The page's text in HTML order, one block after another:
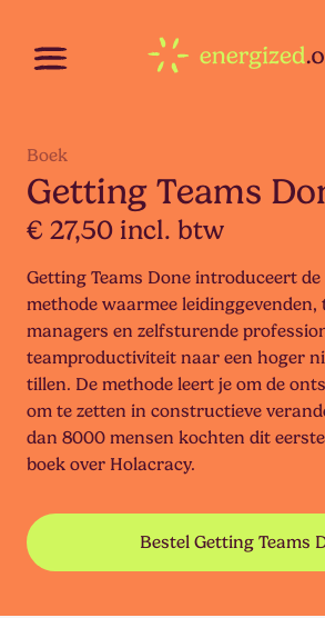
Boek
Getting Teams
€ 27,50 incl. btw
Getting Teams Done introduceert
methode waarmee leidinggevenden,
managers en zelfsturende
teamproductiviteit naar een hoger
tillen. De methode leert je om de
om te zetten in constructieve
dan 8000 mensen kochten dit
boek over Holacracy.
Bestel Getting Teams